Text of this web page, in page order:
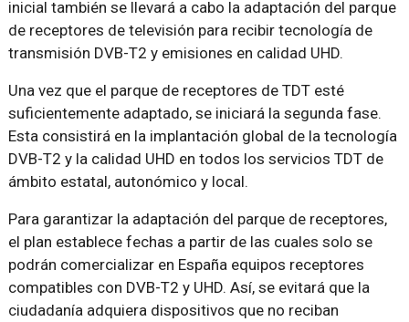
inicial también se llevará a cabo la adaptación del parque
de receptores de televisión para recibir tecnología de
transmisión DVB-T2 y emisiones en calidad UHD.
Una vez que el parque de receptores de TDT esté
suficientemente adaptado, se iniciará la segunda fase.
Esta consistirá en la implantación global de la tecnología
DVB-T2 y la calidad UHD en todos los servicios TDT de
ámbito estatal, autonómico y local.
Para garantizar la adaptación del parque de receptores,
el plan establece fechas a partir de las cuales solo se
podrán comercializar en España equipos receptores
compatibles con DVB-T2 y UHD. Así, se evitará que la
ciudadanía adquiera dispositivos que no reciban